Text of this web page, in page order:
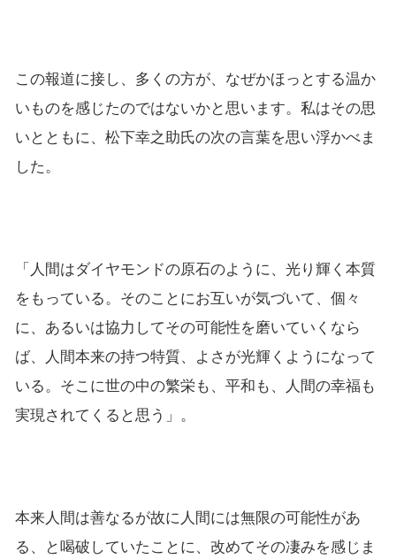
この報道に接し、多くの方が、なぜかほっとする温か
いものを感じたのではないかと思います。私はその思
いとともに、松下幸之助氏の次の言葉を思い浮かべま
した。
「人間はダイヤモンドの原石のように、光り輝く本質
をもっている。そのことにお互いが気づいて、個々
に、あるいは協力してその可能性を磨いていくなら
ば、人間本来の持つ特質、よさが光輝くようになって
いる。そこに世の中の繁栄も、平和も、人間の幸福も
実現されてくると思う」。
本来人間は善なるが故に人間には無限の可能性があ
る、と喝破していたことに、改めてその凄みを感じま